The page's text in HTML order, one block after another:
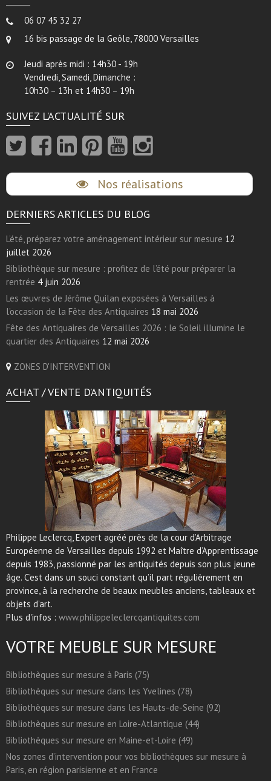
06 07 45 32 27
16 bis passage de la Geôle, 78000 Versailles
Jeudi après midi : 14h30 - 19h
Vendredi, Samedi, Dimanche :
10h30 – 13h et 14h30 – 19h
SUIVEZ L’ACTUALITÉ SUR
Nos réalisations
DERNIERS ARTICLES DU BLOG
L’été, préparez votre aménagement intérieur sur mesure 12
juillet 2026
Bibliothèque sur mesure : profitez de l’été pour préparer la
rentrée 4 juin 2026
Les œuvres de Jérôme Quilan exposées à Versailles à
l’occasion de la Fête des Antiquaires 18 mai 2026
Fête des Antiquaires de Versailles 2026 : le Soleil illumine le
quartier des Antiquaires 12 mai 2026
ZONES D'INTERVENTION
ACHAT / VENTE D’ANTIQUITÉS
Philippe Leclercq, Expert agréé près de la cour d’Arbitrage
Européenne de Versailles depuis 1992 et Maître d’Apprentissage
depuis 1983, passionné par les antiquités depuis son plus jeune
âge. C’est dans un souci constant qu’il part régulièrement en
province, à la recherche de beaux meubles anciens, tableaux et
objets d’art.
Plus d'infos : www.philippeleclercqantiquites.com
VOTRE MEUBLE SUR MESURE
Bibliothèques sur mesure à Paris (75)
Bibliothèques sur mesure dans les Yvelines (78)
Bibliothèques sur mesure dans les Hauts-de-Seine (92)
Bibliothèques sur mesure en Loire-Atlantique (44)
Bibliothèques sur mesure en Maine-et-Loire (49)
Nos zones d’intervention pour vos bibliothèques sur mesure à
Paris, en région parisienne et en France